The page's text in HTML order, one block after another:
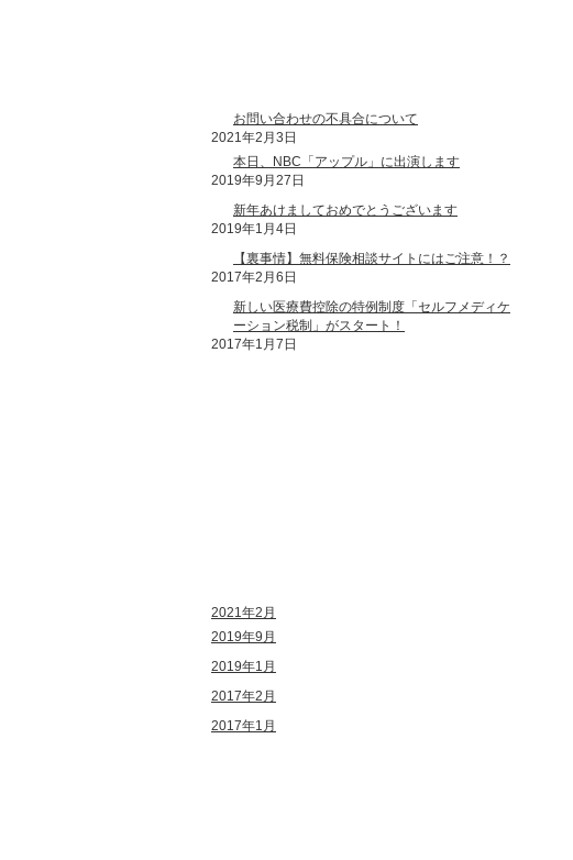
お問い合わせの不具合について
2021年2月3日
本日、NBC「アップル」に出演します
2019年9月27日
新年あけましておめでとうございます
2019年1月4日
【裏事情】無料保険相談サイトにはご注意！？
2017年2月6日
新しい医療費控除の特例制度「セルフメディケ
ーション税制」がスタート！
2017年1月7日
2021年2月
2019年9月
2019年1月
2017年2月
2017年1月